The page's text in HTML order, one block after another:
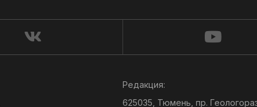
Редакция:
625035, Тюмень, пр.